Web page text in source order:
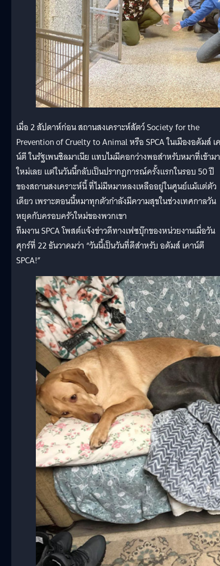
เมื่อ 2 สัปดาห์ก่อน สถานสงเคราะห์สัตว์ Society for the
Prevention of Cruelty to Animal หรือ SPCA ในเมืองอดัมส์ เ
น์ตี ในรัฐเพนซิลมาเนีย แทบไมมีคอกว่างพอสำหรับหมาที่เข้ามา
ใหม่เลย แต่ในวันนี้กลับเป็นปรากฏการณ์ครั้งแรกในรอบ 50 ปี
ของสถานสงเคราะห์นี้ ที่ไม่มีหมาหลงเหลืออยู่ในศูนย์แม้แต่ตัว
เดียว เพราะตอนนี้หมาทุกตัวกำลังมีความสุขในช่วงเทศกาลวัน
หยุดกับครอบครัวใหม่ของพวกเขา
ทีมงาน SPCA โพสต์แจ้งข่าวดีทางเฟซบุ๊กของหน่วยงานเมื่อวัน
ศุกร์ที่ 22 ธันวาคมว่า “วันนี้เป็นวันที่ดีสำหรับ อดัมส์ เคาน์ตี
SPCA!”